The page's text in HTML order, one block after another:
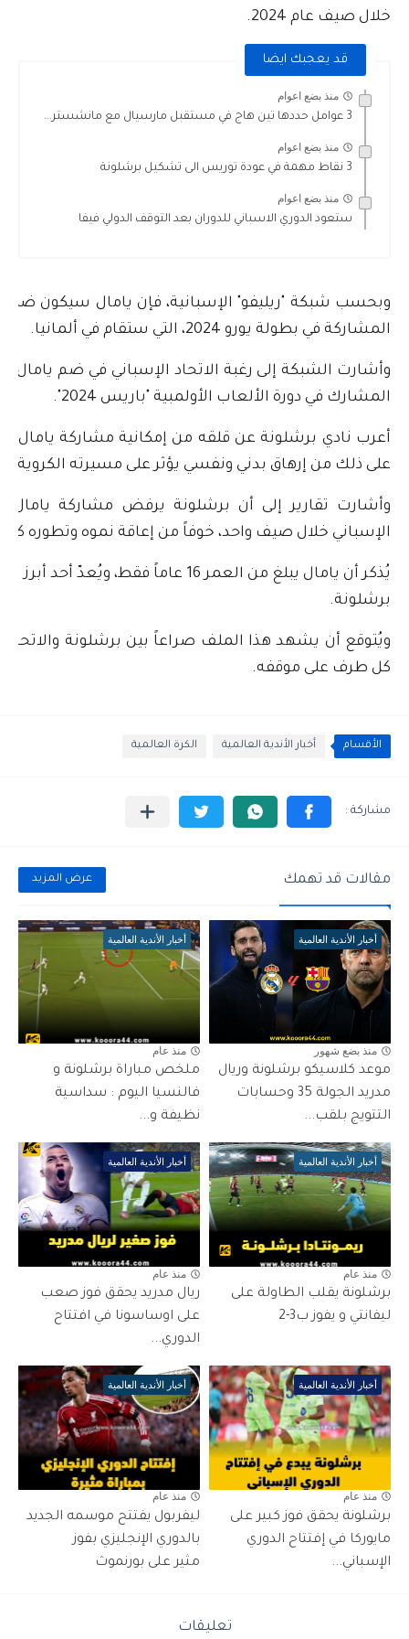
خلال صيف عام 2024.
قد يعجبك ايضا
منذ بضع اعوام
3 عوامل حددها تين هاج في مستقبل مارسيال مع مانشستر...
منذ بضع اعوام
3 نقاط مهمة في عودة توريس الى تشكيل برشلونة
منذ بضع اعوام
ستعود الدوري الاسباني للدوران بعد التوقف الدولي فيفا
وبحسب شبكة "ريليفو" الإسبانية، فإن يامال سيكون ضمن
المشاركة في بطولة يورو 2024، التي ستقام في ألمانيا.
وأشارت الشبكة إلى رغبة الاتحاد الإسباني في ضم يامال
المشارك في دورة الألعاب الأولمبية "باريس 2024".
أعرب نادي برشلونة عن قلقه من إمكانية مشاركة يامال
على ذلك من إرهاق بدني ونفسي يؤثر على مسيرته الكروية.
وأشارت تقارير إلى أن برشلونة يرفض مشاركة يامال
الإسباني خلال صيف واحد، خوفاً من إعاقة نموه وتطوره
يُذكر أن يامال يبلغ من العمر 16 عاماً فقط،
برشلونة.
ويُتوقع أن يشهد هذا الملف صراعاً بين برشلونة والاتحاد
كل طرف على موقفه.
الأقسام أخبار الأندية العالمية الكرة العالمية
مقالات قد تهمك عرض المزيد
أخبار الأندية العالمية
منذ بضع شهور
موعد كلاسيكو برشلونة وريال
مدريد الجولة 35 وحسابات
التتويج بلقب...
أخبار الأندية العالمية
منذ عام
ملخص مباراة برشلونة و
فالنسيا اليوم : سداسية
نظيفة و...
أخبار الأندية العالمية
منذ عام
برشلونة يقلب الطاولة على
ليفانتي و يفوز ب3-2
أخبار الأندية العالمية
منذ عام
ريال مدريد يحقق فوز صعب
على اوساسونا في افتتاح
الدوري...
أخبار الأندية العالمية
منذ عام
برشلونة يحقق فوز كبير على
مايوركا في إفتتاح الدوري
الإسباني...
أخبار الأندية العالمية
منذ عام
ليفربول يفتتح موسمه الجديد
بالدوري الإنجليزي بفوز
مثير على بورنموث
تعليقات